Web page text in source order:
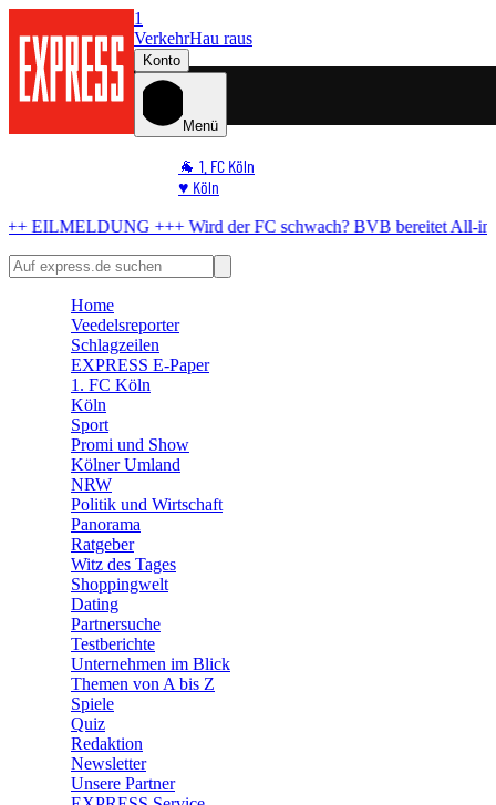
1
VerkehrHau raus
Konto
Menü
🐐 1. FC Köln
♥️ Köln
🏆 Sport
Wird der FC schwach?BVB bereitet All-in-Angebot für El Mala
Home
Veedelsreporter
Schlagzeilen
EXPRESS E-Paper
1. FC Köln
Köln
Sport
Promi und Show
Kölner Umland
NRW
Politik und Wirtschaft
Panorama
Ratgeber
Witz des Tages
Shoppingwelt
Dating
Partnersuche
Testberichte
Unternehmen im Blick
Themen von A bis Z
Spiele
Quiz
Redaktion
Newsletter
Unsere Partner